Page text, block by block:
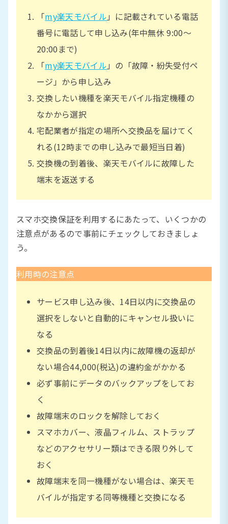
「my楽天モバイル 」に記載されている電話
番号に電話して申し込み(年中無休 9:00〜
20:00まで)
「my楽天モバイル 」の「故障・紛失受付ペ
ージ」から申し込み
交換したい機種を楽天モバイル指定機種の
なかから選択
宅配業者が指定の場所へ交換品を届けてく
れる(12時までの申し込みで最短当日着)
交換機の到着後、楽天モバイルに故障した
端末を返送する
スマホ交換保証を利用するにあたって、いくつかの
注意点があるので事前にチェックしておきましょ
う。
利用時の注意点
サービス申し込み後、14日以内に交換品の
選択をしないと自動的にキャンセル扱いに
なる
交換品の到着後14日以内に故障機の返却が
ない場合44,000(税込)の違約金がかかる
必ず事前にデータのバックアップをしてお
く
故障端末のロックを解除しておく
スマホカバー、液晶フィルム、ストラップ
などのアクセサリー類はできる限り外して
おく
故障端末を同一機種がない場合は、楽天モ
バイルが指定する同等機種と交換になる